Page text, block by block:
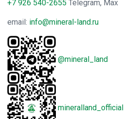
+7 926 540-2655 Telegram, Max
email: info@mineral-land.ru
@mineral_land
mineralland_official